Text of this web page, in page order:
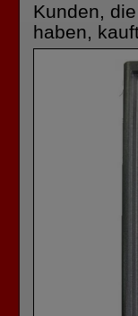
Kunden,
haben,